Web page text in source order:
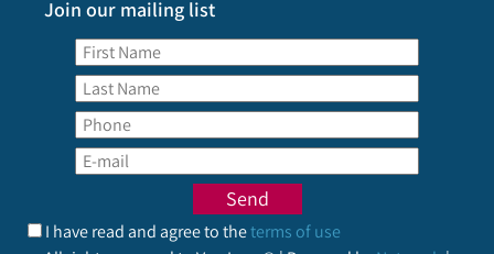
Join our mailing list
I have read and agree to theterms of use